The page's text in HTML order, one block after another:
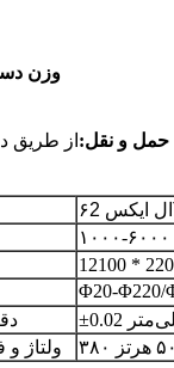
وزن
حمل و نقل: از طریق
ال ایکس ۶
Φ20-Φ220/
میلی‌متر
ولتاژ